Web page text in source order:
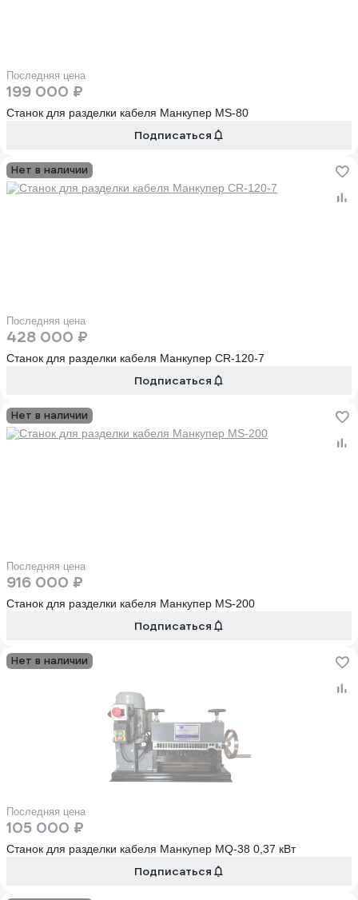
Последняя цена
199 000 ₽
Станок для разделки кабеля Манкупер МS-80
Подписаться
Нет в наличии
Последняя цена
428 000 ₽
Станок для разделки кабеля Манкупер CR-120-7
Подписаться
Нет в наличии
Последняя цена
916 000 ₽
Станок для разделки кабеля Манкупер MS-200
Подписаться
Нет в наличии
Последняя цена
105 000 ₽
Станок для разделки кабеля Манкупер МQ-38 0,37 кВт
Подписаться